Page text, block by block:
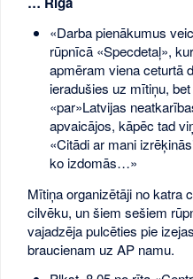
«Darba pienākumus
rūpnīcā «Specdetaļ»,
apmēram viena ceturtā
ieradušies uz mītiņu,
«par»Latvijas
apvaicājos, kāpēc tad
«Citādi ar mani
ko izdomās…»
Mītiņa organizētāji no katra
cilvēku, un šiem sešiem
vajadzēja pulcēties pie
braucienam uz AP namu.